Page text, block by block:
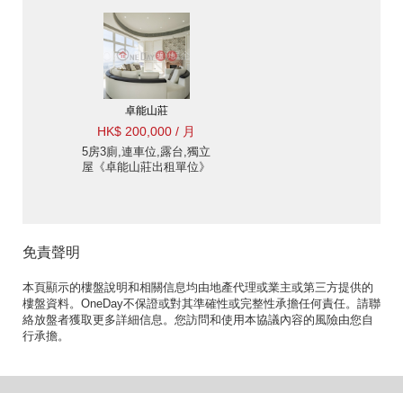
卓能山莊
HK$ 200,000 / 月
5房3廁,連車位,露台,獨立
屋《卓能山莊出租單位》
免責聲明
本頁顯示的樓盤說明和相關信息均由地產代理或業主或第三方提供的
樓盤資料。OneDay不保證或對其準確性或完整性承擔任何責任。請聯
絡放盤者獲取更多詳細信息。您訪問和使用本協議內容的風險由您自
行承擔。